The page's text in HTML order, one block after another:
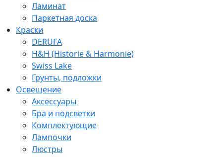
Ламинат
Паркетная доска
Краски
DERUFA
H&H (Historie & Harmonie)
Swiss Lake
Грунты, подложки
Освещение
Аксессуары
Бра и подсветки
Комплектующие
Лампочки
Люстры